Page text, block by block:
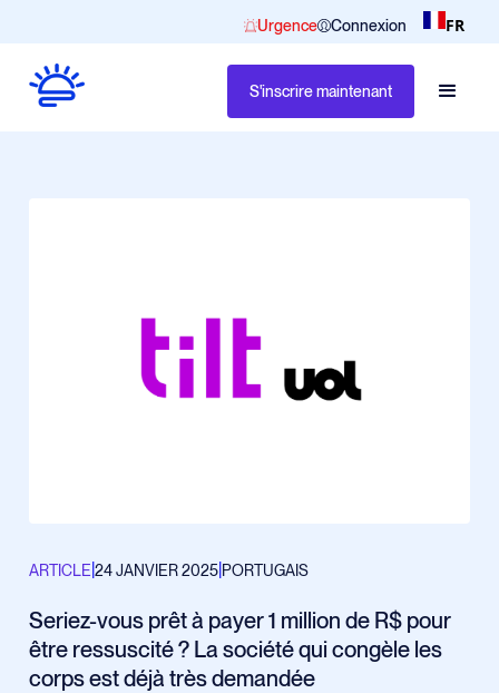
Urgence Connexion FR
S'inscrire maintenant
ARTICLE |24 JANVIER 2025 PORTUGAIS
Seriez-vous prêt à payer 1 million de R$ pour
être ressuscité ? La société qui congèle les
corps est déjà très demandée